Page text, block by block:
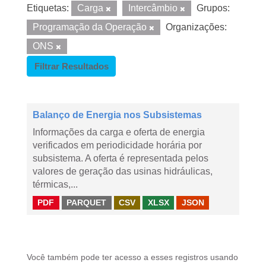
Etiquetas: Carga Intercâmbio
Grupos:
Programação da Operação
Organizações:
ONS
Filtrar Resultados
Balanço de Energia nos Subsistemas
Informações da carga e oferta de energia
verificados em periodicidade horária por
subsistema. A oferta é representada pelos
valores de geração das usinas hidráulicas,
térmicas,...
PDF PARQUET CSV XLSX JSON
Você também pode ter acesso a esses registros usando